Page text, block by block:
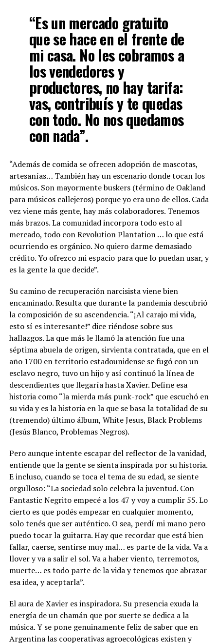
“Es un mercado gratuito
que se hace en el frente de
mi casa. No les cobramos a
los vendedores y
productores, no hay tarifa:
vas, contribuís y te quedas
con todo. No nos quedamos
con nada”.
“Además de comida se ofrecen adopción de mascotas,
artesanías… También hay un escenario donde tocan los
músicos. Son mayormente buskers (término de Oakland
para músicos callejeros) porque yo era uno de ellos. Cada
vez viene más gente, hay más colaboradores. Tenemos
más brazos. La comunidad incorpora todo esto al
mercado, todo con Revolution Plantation … lo que está
ocurriendo es orgánico. No quiero darme demasiado
crédito. Yo ofrezco mi espacio para que lo puedan usar, y
es la gente la que decide”.
Su camino de recuperación narcisista viene bien
encaminado. Resulta que durante la pandemia descubrió
la composición de su ascendencia. “¡Al carajo mi vida,
esto sí es interesante!” dice riéndose sobre sus
hallazgos. La que más le llamó la atención fue una
séptima abuela de origen, sirvienta contratada, que en el
año 1700 en territorio estadounidense se fugó con un
esclavo negro, tuvo un hijo y así continuó la línea de
descendientes que llegaría hasta Xavier. Define esa
historia como “la mierda más punk-rock” que escuchó en
su vida y es la historia en la que se basa la totalidad de su
(tremendo) último álbum, White Jesus, Black Problems
(Jesús Blanco, Problemas Negros).
Pero aunque intente escapar del reflector de la vanidad,
entiende que la gente se sienta inspirada por su historia.
E incluso, cuando se toca el tema de su edad, se siente
orgulloso: “La sociedad solo celebra la juventud. Con
Fantastic Negrito empecé a los 47 y voy a cumplir 55. Lo
cierto es que podés empezar en cualquier momento,
solo tenés que ser auténtico. O sea, perdí mi mano pero
puedo tocar la guitarra. Hay que recordar que está bien
fallar, caerse, sentirse muy mal… es parte de la vida. Va a
llover y va a salir el sol. Va a haber viento, terremotos,
muerte… es todo parte de la vida y tenemos que abrazar
esa idea, y aceptarla”.
El aura de Xavier es inspiradora. Su presencia exuda la
energía de un chamán que por suerte se dedica a la
música. Y se pone genuinamente feliz de saber que en
Argentina las cooperativas agroecológicas existen y